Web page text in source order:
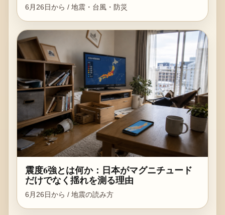
6月26日から / 地震・台風・防災
震度6強とは何か：日本がマグニチュード
だけでなく揺れを測る理由
6月26日から / 地震の読み方